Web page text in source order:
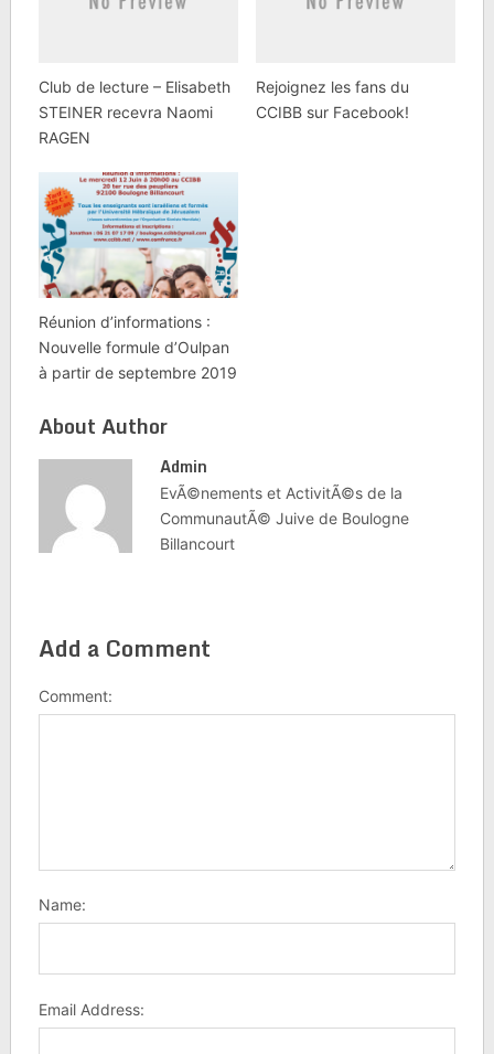
ENFANTS DU SUD
vivent actuellement les
populations des villes
du sud d'Israël, les
enfants ne…
Club de lecture – Elisabeth
STEINER recevra Naomi
RAGEN
Rejoignez les fans du
CCIBB sur Facebook!
Réunion d’informations :
Nouvelle formule d’Oulpan
à partir de septembre 2019
About Author
Admin
EvÃ©nements et ActivitÃ©s de la
CommunautÃ© Juive de Boulogne
Billancourt
Add a Comment
Comment:
Name:
Email Address: